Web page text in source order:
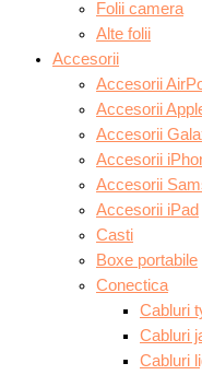
Folii camera
Alte folii
Accesorii
Accesorii
Accesorii
Accesorii
Accesorii
Accesorii
Accesorii iPad
Casti
Boxe portabile
Conectica
Cabluri
Cabluri
Cabluri